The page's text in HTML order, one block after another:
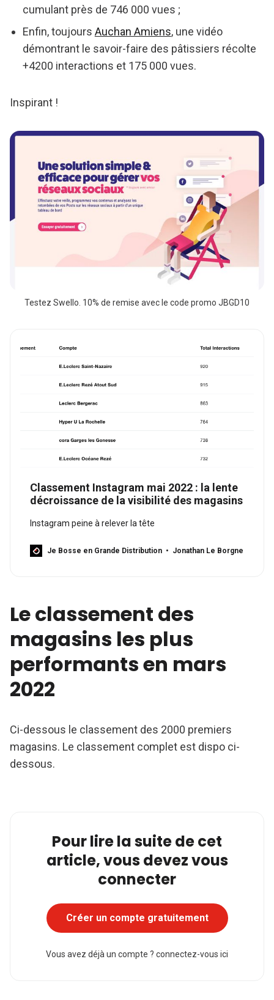
cumulant près de 746 000 vues ;
Enfin, toujours Auchan Amiens, une vidéo
démontrant le savoir-faire des pâtissiers récolte
+4200 interactions et 175 000 vues.
Inspirant !
Testez Swello. 10% de remise avec le code promo JBGD10
Classement Instagram mai 2022 : la lente
décroissance de la visibilité des magasins
Instagram peine à relever la tête
Je Bosse en Grande Distribution Jonathan Le Borgne
Le classement des
magasins les plus
performants en mars
2022
Ci-dessous le classement des 2000 premiers
magasins. Le classement complet est dispo ci-
dessous.
Pour lire la suite de cet
article, vous devez vous
connecter
Créer un compte gratuitement
Vous avez déjà un compte ? connectez-vous ici